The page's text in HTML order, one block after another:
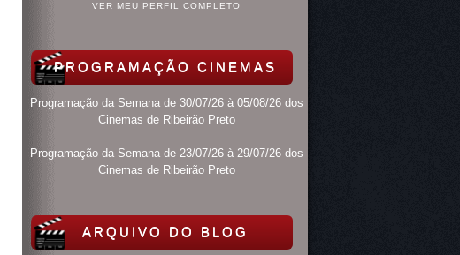
VER MEU PERFIL COMPLETO
PROGRAMAÇÃO CINEMAS
Programação da Semana de 30/07/26 à 05/08/26 dos
Cinemas de Ribeirão Preto
Programação da Semana de 23/07/26 à 29/07/26 dos
Cinemas de Ribeirão Preto
ARQUIVO DO BLOG